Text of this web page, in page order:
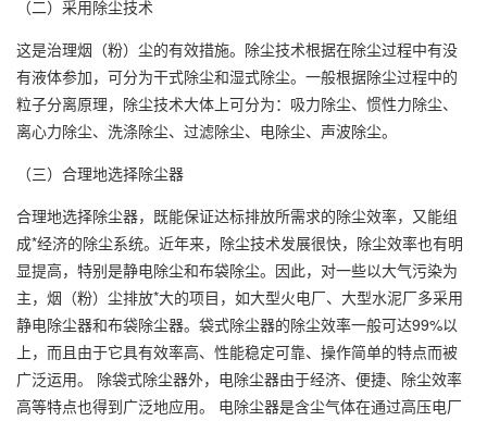
（二）采用除尘技术
这是治理烟（粉）尘的有效措施。除尘技术根据在除尘过程中有没
有液体参加，可分为干式除尘和湿式除尘。一般根据除尘过程中的
粒子分离原理，除尘技术大体上可分为：吸力除尘、惯性力除尘、
离心力除尘、洗涤除尘、过滤除尘、电除尘、声波除尘。
（三）合理地选择除尘器
合理地选择除尘器，既能保证达标排放所需求的除尘效率，又能组
成*经济的除尘系统。近年来，除尘技术发展很快，除尘效率也有明
显提高，特别是静电除尘和布袋除尘。因此，对一些以大气污染为
主，烟（粉）尘排放*大的项目，如大型火电厂、大型水泥厂多采用
静电除尘器和布袋除尘器。袋式除尘器的除尘效率一般可达99%以
上，而且由于它具有效率高、性能稳定可靠、操作简单的特点而被
广泛运用。 除袋式除尘器外，电除尘器由于经济、便捷、除尘效率
高等特点也得到广泛地应用。 电除尘器是含尘气体在通过高压电厂